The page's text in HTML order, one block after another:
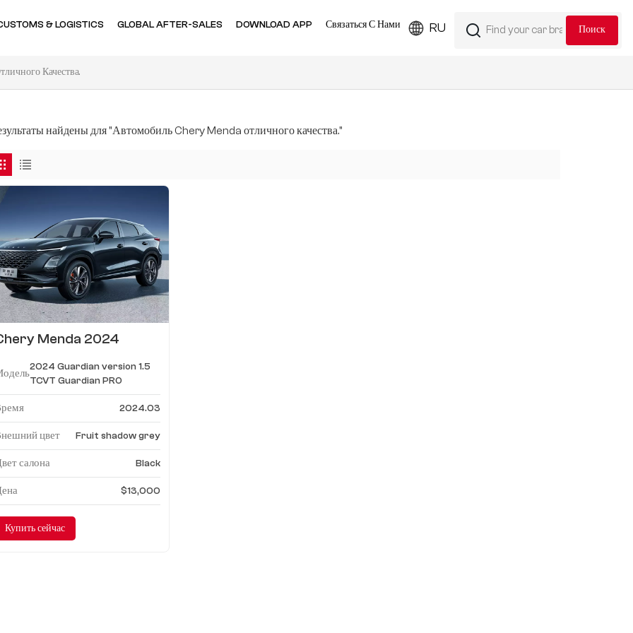
RU
& LOGISTICS GLOBAL AFTER-SALES DOWNLOAD APP Связаться С Нами
Качества.
найдены для "Автомобиль Chery Menda отличного качества."
Menda 2024
PRO
2024 Guardian version 1.5
TCVT Guardian PRO
2024.03
цвет Fruit shadow grey
салона Black
$13,000
Купить сейчас